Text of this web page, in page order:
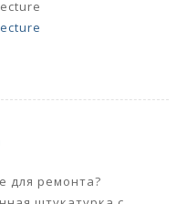
для ремонта?